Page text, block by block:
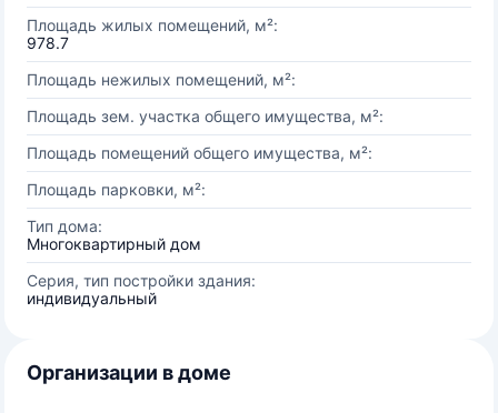
Площадь жилых помещений, м²:
978.7
Площадь нежилых помещений, м²:
Площадь зем. участка общего имущества, м²:
Площадь помещений общего имущества, м²:
Площадь парковки, м²:
Тип дома:
Многоквартирный дом
Серия, тип постройки здания:
индивидуальный
Организации в доме